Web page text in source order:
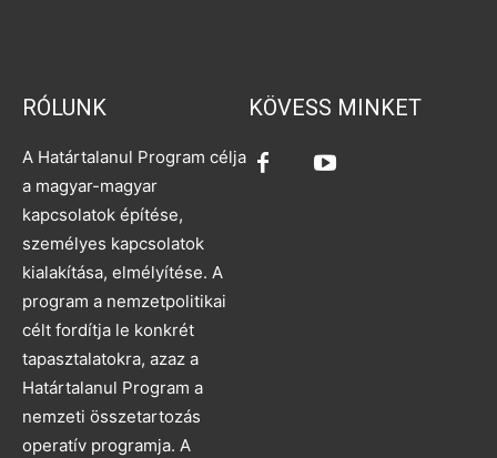
RÓLUNK
A Határtalanul Program célja
a magyar-magyar
kapcsolatok építése,
személyes kapcsolatok
kialakítása, elmélyítése. A
program a nemzetpolitikai
célt fordítja le konkrét
tapasztalatokra, azaz a
Határtalanul Program a
nemzeti összetartozás
operatív programja. A
KÖVESS MINKET